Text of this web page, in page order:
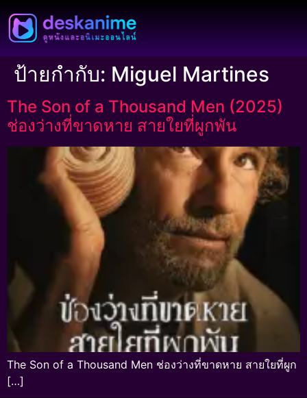
ป้ายกำกับ: Miguel Martines
The Son of a Thousand Men (2025)
ช่องว่างที่ขาดหาย สายใยที่ผูกพัน
The Son of a Thousand Men ช่องว่างที่ขาดหาย สายใยที่ผูก
[…]